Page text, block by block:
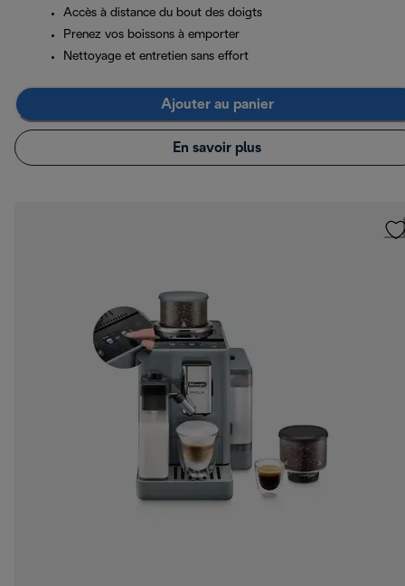
Accès à distance du bout des doigts
Prenez vos boissons à emporter
Nettoyage et entretien sans effort
Ajouter au panier
En savoir plus